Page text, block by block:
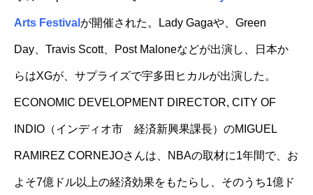
Arts Festival が開催された。Lady Gagaや、Green
Day、Travis Scott、Post Maloneなどが出演し、日本か
らはXGが、サプライズで宇多田ヒカルが出演した。
ECONOMIC DEVELOPMENT DIRECTOR, CITY OF
INDIO（インディオ市 経済新興果課長）のMIGUEL
RAMIREZ CORNEJOさんは、NBAの取材に1年間で、お
よそ7億ドル以上の経済効果をもたらし、そのうち1億ド